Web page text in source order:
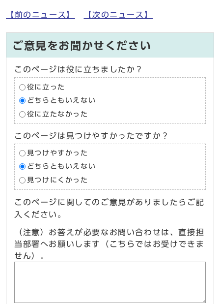
【前のニュース】 【次のニュース】
ご意見をお聞かせください
このページは役に立ちましたか？
役に立った
どちらともいえない
役に立たなかった
このページは見つけやすかったですか？
見つけやすかった
どちらともいえない
見つけにくかった
このページに関してのご意見がありましたらご記
入ください。
（注意）お答えが必要なお問い合わせは、直接担
当部署へお願いします（こちらではお受けできま
せん）。